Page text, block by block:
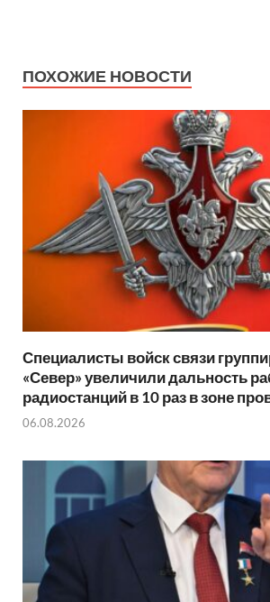
ПОХОЖИЕ НОВОСТИ
Специалисты войск связи
«Север» увеличили дальность
радиостанций в 10 раз в зоне
06.08.2026